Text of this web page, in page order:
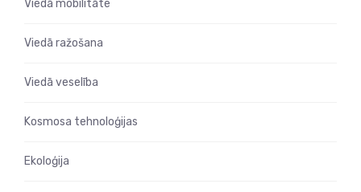
Viedā mobilitāte
Viedā ražošana
Viedā veselība
Kosmosa tehnoloģijas
Ekoloģija